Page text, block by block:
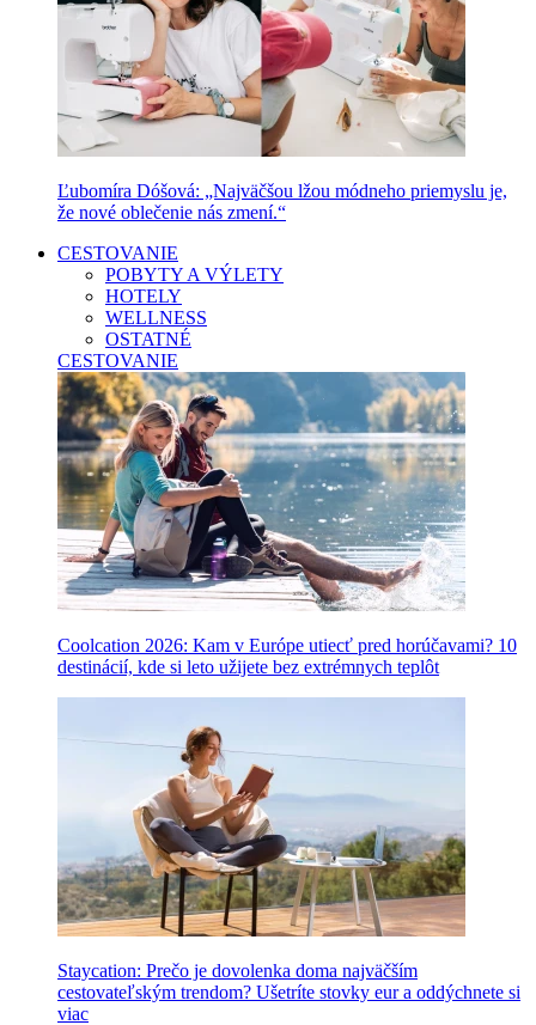
Ľubomíra Dóšová: „Najväčšou lžou módneho priemyslu je,
že nové oblečenie nás zmení.“
CESTOVANIE
POBYTY A VÝLETY
HOTELY
WELLNESS
OSTATNÉ
CESTOVANIE
Coolcation 2026: Kam v Európe utiecť pred horúčavami? 10
destinácií, kde si leto užijete bez extrémnych teplôt
Staycation: Prečo je dovolenka doma najväčším
cestovateľským trendom? Ušetríte stovky eur a oddýchnete si
viac